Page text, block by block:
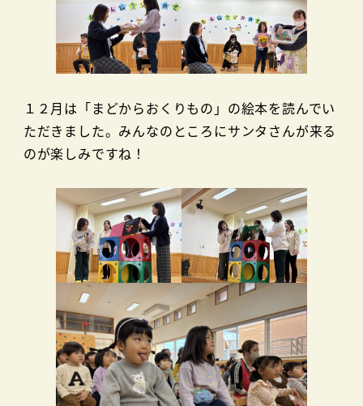
１２月は「まどからおくりもの」の絵本を読んでい
ただきました。みんなのところにサンタさんが来る
のが楽しみですね！